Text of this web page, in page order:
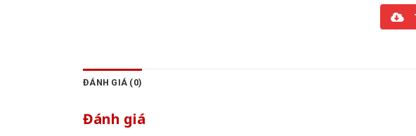
ĐÁNH GIÁ (0)
Đánh giá